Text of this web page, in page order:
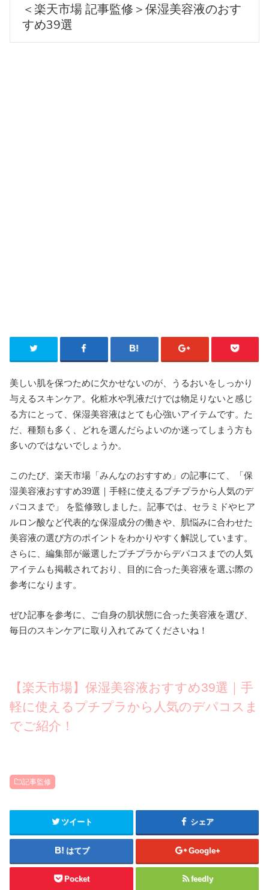
＜楽天市場 記事監修＞保湿美容液のおす
すめ39選
美しい肌を保つために欠かせないのが、うるおいをしっかり
与えるスキンケア。化粧水や乳液だけでは物足りないと感じ
る方にとって、保湿美容液はとても心強いアイテムです。た
だ、種類も多く、どれを選んだらよいのか迷ってしまう方も
多いのではないでしょうか。
このたび、楽天市場「みんなのおすすめ」の記事にて、「保
湿美容液おすすめ39選｜手軽に使えるプチプラから人気のデ
パコスまで」 を監修致しました。記事では、セラミドやヒア
ルロン酸など代表的な保湿成分の働きや、肌悩みに合わせた
美容液の選び方のポイントをわかりやすく解説しています。
さらに、編集部が厳選したプチプラからデパコスまでの人気
アイテムも掲載されており、目的に合った美容液を選ぶ際の
参考になります。
ぜひ記事を参考に、ご自身の肌状態に合った美容液を選び、
毎日のスキンケアに取り入れてみてくださいね！
【楽天市場】保湿美容液おすすめ39選｜手
軽に使えるプチプラから人気のデパコスま
でご紹介！
記事監修
ツイート シェア
はてブ Google+
Pocket feedly